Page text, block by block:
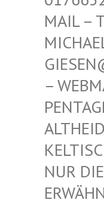
L-
CHER
IE VON
TEN